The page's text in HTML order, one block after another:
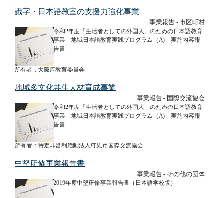
識字・日本語教室の支援力強化事業
事業報告 - 市区町村
令和2年度「生活者としての外国人」のための日本語教育
事業 地域日本語教育実践プログラム（A) 実施内容報
告書
所有者：大阪府教育委員会
地域多文化共生人材育成事業
事業報告 - 国際交流協会
令和2年度「生活者としての外国人」のための日本語教育
事業 地域日本語教育実践プログラム（A) 実施内容報
告書
所有者：特定非営利活動法人可児市国際交流協会
中堅研修事業報告書
事業報告 - その他の団体
2019年度中堅研修事業報告書（日本語学校版）